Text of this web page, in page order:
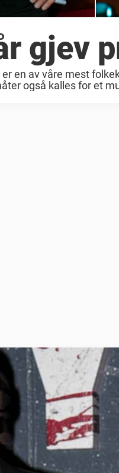
gjev
en av våre mest
også kalles for et